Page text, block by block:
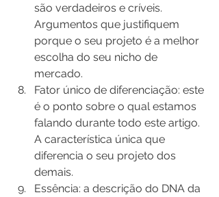
são verdadeiros e críveis.
Argumentos que justifiquem
porque o seu projeto é a melhor
escolha do seu nicho de
mercado.
Fator único de diferenciação: este
é o ponto sobre o qual estamos
falando durante todo este artigo.
A característica única que
diferencia o seu projeto dos
demais.
Essência: a descrição do DNA da